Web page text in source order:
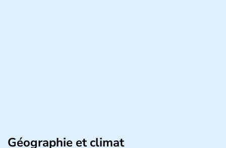
Géographie et climat